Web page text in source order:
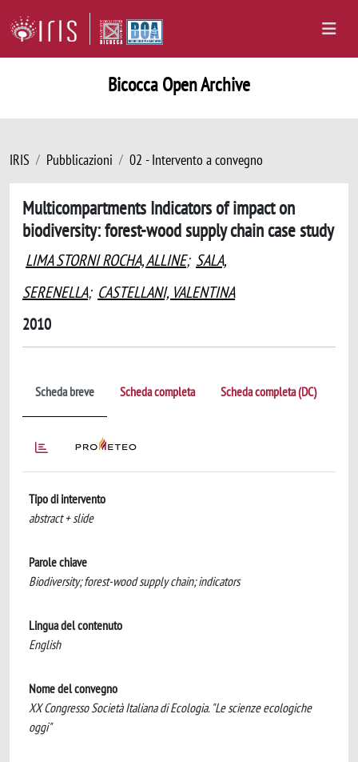
Bicocca Open Archive
IRIS Pubblicazioni 02 - Intervento a convegno
Multicompartments Indicators of impact on
biodiversity: forest-wood supply chain case study
LIMA STORNI ROCHA, ALLINE; SALA,
SERENELLA; CASTELLANI, VALENTINA
2010
Scheda breve Scheda completa Scheda completa (DC)
Tipo di intervento
abstract + slide
Parole chiave
Biodiversity; forest-wood supply chain; indicators
Lingua del contenuto
English
Nome del convegno
XX Congresso Società Italiana di Ecologia. "Le scienze ecologiche
oggi"